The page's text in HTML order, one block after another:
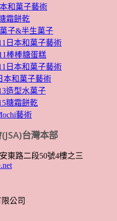
和菓子藝術
霜餅乾
子&半生菓子
日本和菓子藝術
棒棒糖蛋糕
日本和菓子藝術
本和菓子藝術
造型水菓子
糖霜餅乾
藝術
台灣本部
東路二段50號4樓之三
公司